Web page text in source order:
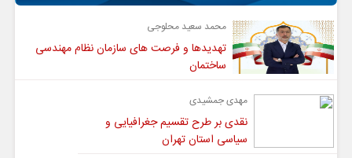
محمد سعید محلوجی
تهدیدها و فرصت های سازمان نظام مهندسی
ساختمان
مهدی جمشیدی
نقدی بر طرح تقسیم جغرافیایی و
سیاسی استان تهران